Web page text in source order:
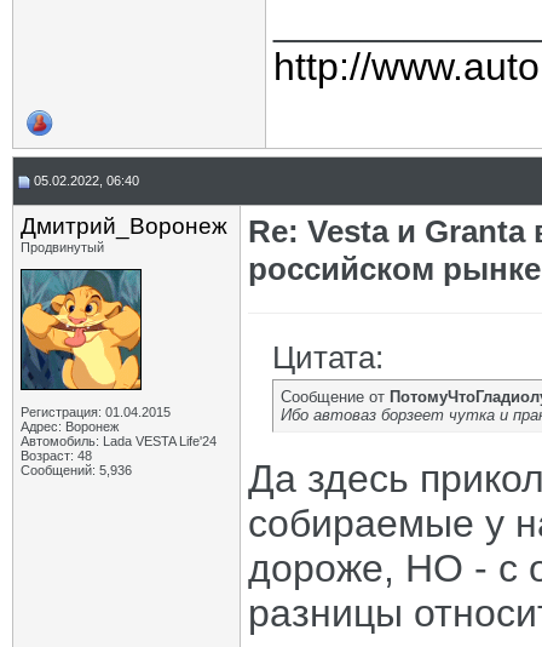
http://
05.02.2022, 06:40
Дмитрий_Воронеж
Продвинутый
Регистрация: 01.04.2015
Адрес: Воронеж
Автомобиль: Lada VESTA Life'24
Возраст: 48
Сообщений: 5,936
Re: Vesta и
российском рынке
Цитата:
Сообщение от
Ибо автоваз борзеет чутка и
Да здесь
собираемые у
дороже, НО - с
разницы